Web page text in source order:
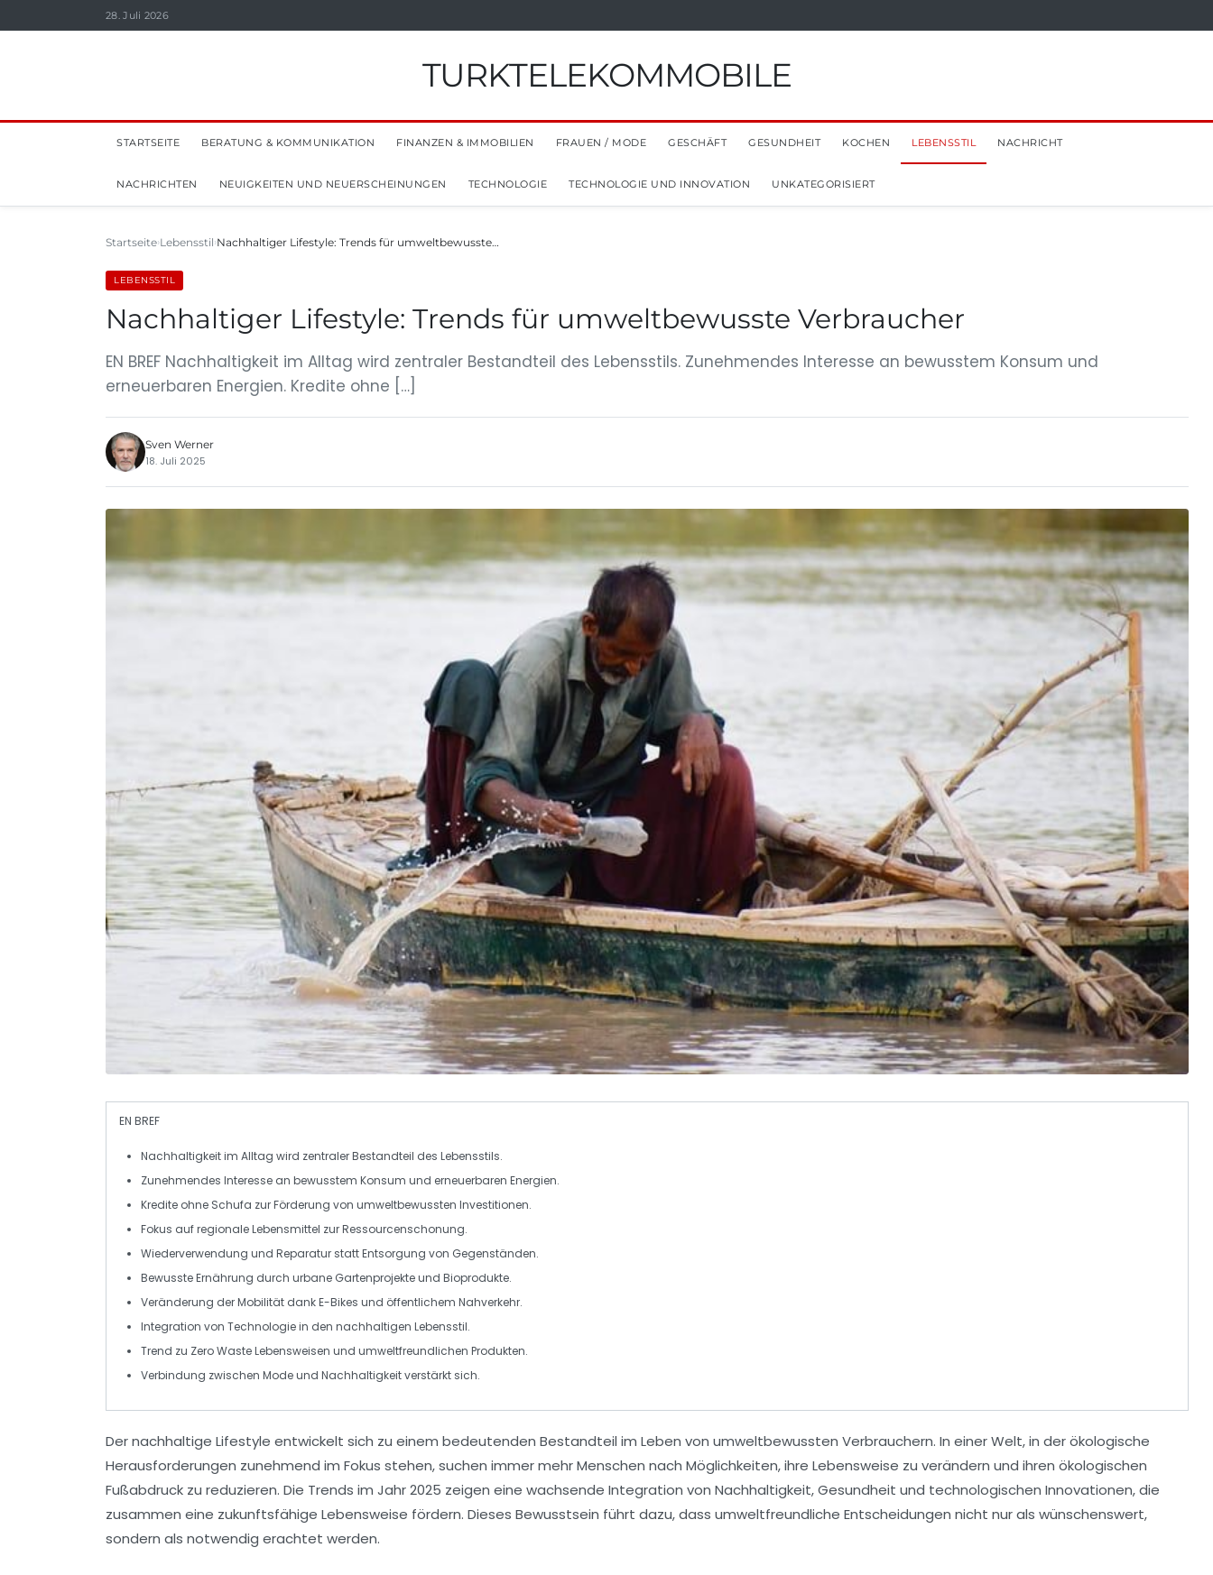
28. Juli 2026
TURKTELEKOMMOBILE
STARTSEITE BERATUNG & KOMMUNIKATION FINANZEN & IMMOBILIEN FRAUEN / MODE GESCHÄFT GESUNDHEIT KOCHEN LEBENSSTIL NACHRICHT
NACHRICHTEN NEUIGKEITEN UND NEUERSCHEINUNGEN TECHNOLOGIE TECHNOLOGIE UND INNOVATION UNKATEGORISIERT
Startseite Lebensstil Nachhaltiger Lifestyle: Trends für umweltbewusste…
LEBENSSTIL
Nachhaltiger Lifestyle: Trends für umweltbewusste Verbraucher
EN BREF Nachhaltigkeit im Alltag wird zentraler Bestandteil des Lebensstils. Zunehmendes Interesse an bewusstem Konsum und
erneuerbaren Energien. Kredite ohne […]
Sven Werner
18. Juli 2025
EN BREF
Nachhaltigkeitim Alltag wird zentraler Bestandteil des Lebensstils.
Zunehmendes Interesse an bewusstem Konsum und erneuerbaren Energien.
Kredite ohne Schufa zur Förderung von umweltbewussten Investitionen.
Fokus auf regionale Lebensmittel zurRessourcenschonung.
Wiederverwendung und Reparatur statt Entsorgung von Gegenständen.
Bewusste Ernährung durch urbane Gartenprojekte und Bioprodukte.
Veränderung der Mobilität dankE-Bikes und öffentlichem Nahverkehr.
Integration von Technologiein den nachhaltigen Lebensstil.
Trend zu Zero WasteLebensweisen und umweltfreundlichen Produkten.
Verbindung zwischen Modeund Nachhaltigkeitverstärkt sich.
Dernachhaltige Lifestyle entwickelt sich zu einem bedeutenden Bestandteil im Leben von umweltbewussten Verbrauchern. In einer Welt, in der ökologische
Herausforderungen zunehmend im Fokus stehen, suchen immer mehr Menschen nach Möglichkeiten, ihre Lebensweise zu verändern und ihren ökologischen
Fußabdruck zu reduzieren. Die Trends im Jahr 2025 zeigen eine wachsende Integration von Nachhaltigkeit,Gesundheit und technologischen Innovationen, die
zusammen eine zukunftsfähige Lebensweise fördern. Dieses Bewusstsein führt dazu, dass umweltfreundliche Entscheidungen nicht nur als wünschenswert,
sondern als notwendig erachtet werden.